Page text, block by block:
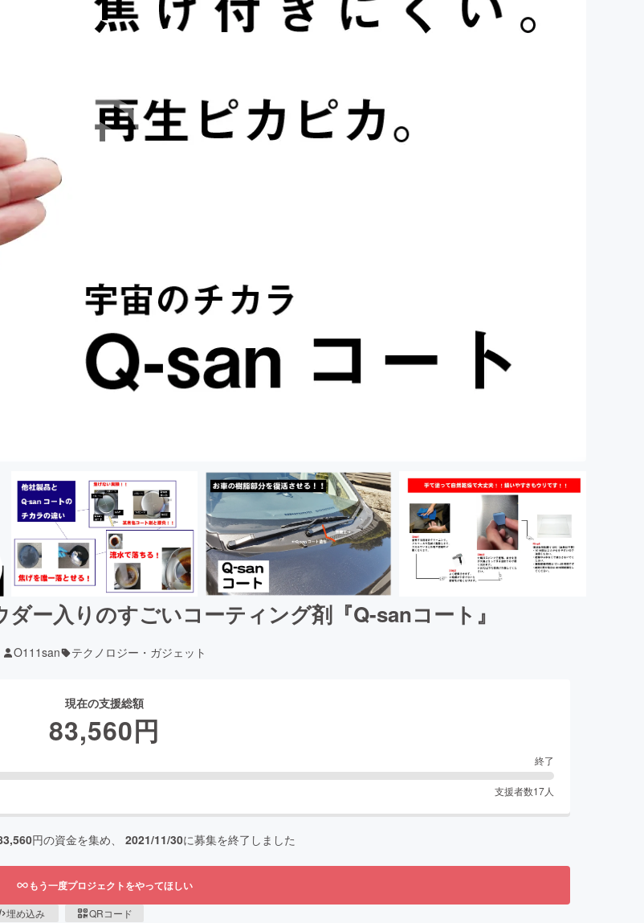
ー入りのすごいコーティング剤『Q-sanコート』
O111san テクノロジー・ガジェット
現在の支援総額
83,560円
終了
支援者数17人
円の資金を集め、 2021/11/30に募集を終了しました
もう一度プロジェクトをやってほしい
埋め込み QRコード